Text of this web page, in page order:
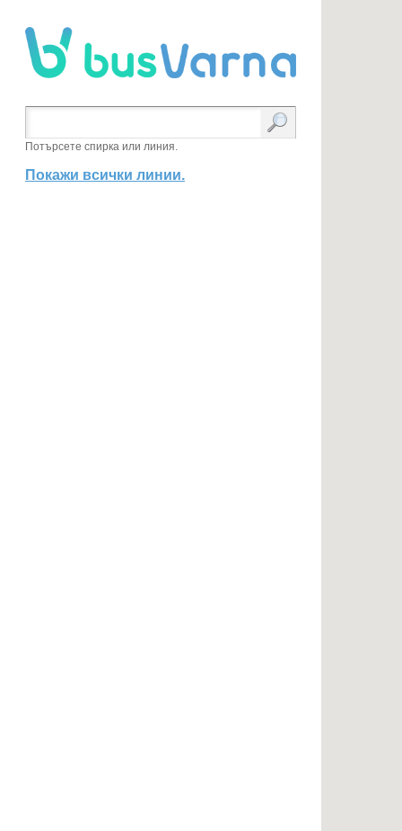
Потърсете спирка или линия.
Покажи всички линии.